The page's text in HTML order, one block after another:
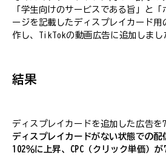
「学生向けのサービスである旨」と
ージを記載したディスプレイカード用
作し、TikTokの動画広告に追加しまし
結果
ディスプレイカードを追加した広告を
ディスプレイカードがない状態での配
102％に上昇、CPC（クリック単価）